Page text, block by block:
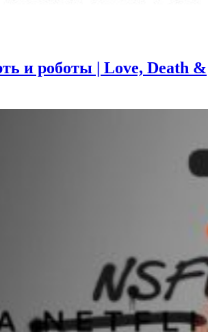
и роботы | Love, Death &